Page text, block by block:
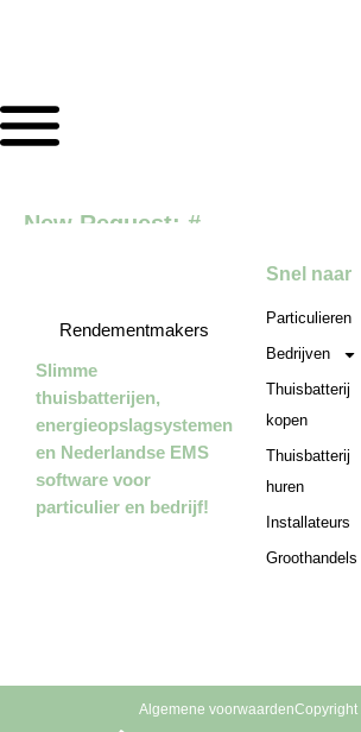
New Request: #
Rendementmakers
Slimme
thuisbatterijen,
energieopslagsystemen
en Nederlandse EMS
software voor
particulier en bedrijf!
Snel naar
Particulieren
Bedrijven
Thuisbatterij
kopen
Thuisbatterij
huren
Installateurs
Groothandels
Algemene voorwaardenCopyright